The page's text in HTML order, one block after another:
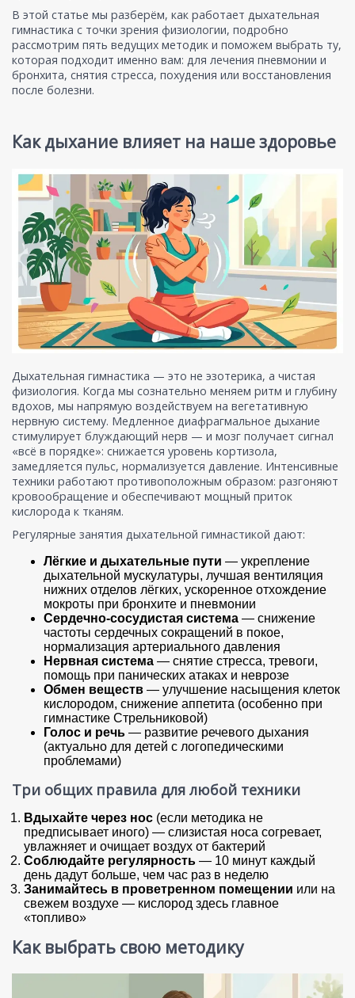
В этой статье мы разберём, как работает дыхательная
гимнастика с точки зрения физиологии, подробно
рассмотрим пять ведущих методик и поможем выбрать ту,
которая подходит именно вам: для лечения пневмонии и
бронхита, снятия стресса, похудения или восстановления
после болезни.
Как дыхание влияет на наше здоровье
Дыхательная гимнастика — это не эзотерика, а чистая
физиология. Когда мы сознательно меняем ритм и глубину
вдохов, мы напрямую воздействуем на вегетативную
нервную систему. Медленное диафрагмальное дыхание
стимулирует блуждающий нерв — и мозг получает сигнал
«всё в порядке»: снижается уровень кортизола,
замедляется пульс, нормализуется давление. Интенсивные
техники работают противоположным образом: разгоняют
кровообращение и обеспечивают мощный приток
кислорода к тканям.
Регулярные занятия дыхательной гимнастикой дают:
Лёгкие и дыхательные пути — укрепление
дыхательной мускулатуры, лучшая вентиляция
нижних отделов лёгких, ускоренное отхождение
мокроты при бронхите и пневмонии
Сердечно-сосудистая система — снижение
частоты сердечных сокращений в покое,
нормализация артериального давления
Нервная система — снятие стресса, тревоги,
помощь при панических атаках и неврозе
Обмен веществ — улучшение насыщения клеток
кислородом, снижение аппетита (особенно при
гимнастике Стрельниковой)
Голос и речь — развитие речевого дыхания
(актуально для детей с логопедическими
проблемами)
Три общих правила для любой техники
Вдыхайте через нос (если методика не
предписывает иного) — слизистая носа согревает,
увлажняет и очищает воздух от бактерий
Соблюдайте регулярность — 10 минут каждый
день дадут больше, чем час раз в неделю
Занимайтесь в проветренном помещении или на
свежем воздухе — кислород здесь главное
«топливо»
Как выбрать свою методику